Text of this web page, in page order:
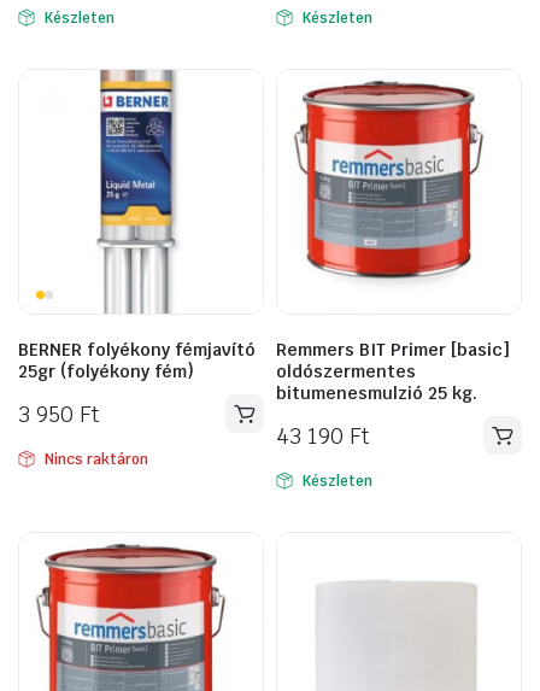
Készleten Készleten
BERNER folyékony fémjavító
25gr (folyékony fém)
3 950 Ft
Nincs raktáron
Remmers BIT Primer [basic]
oldószermentes
bitumenesmulzió 25 kg.
43 190 Ft
Készleten